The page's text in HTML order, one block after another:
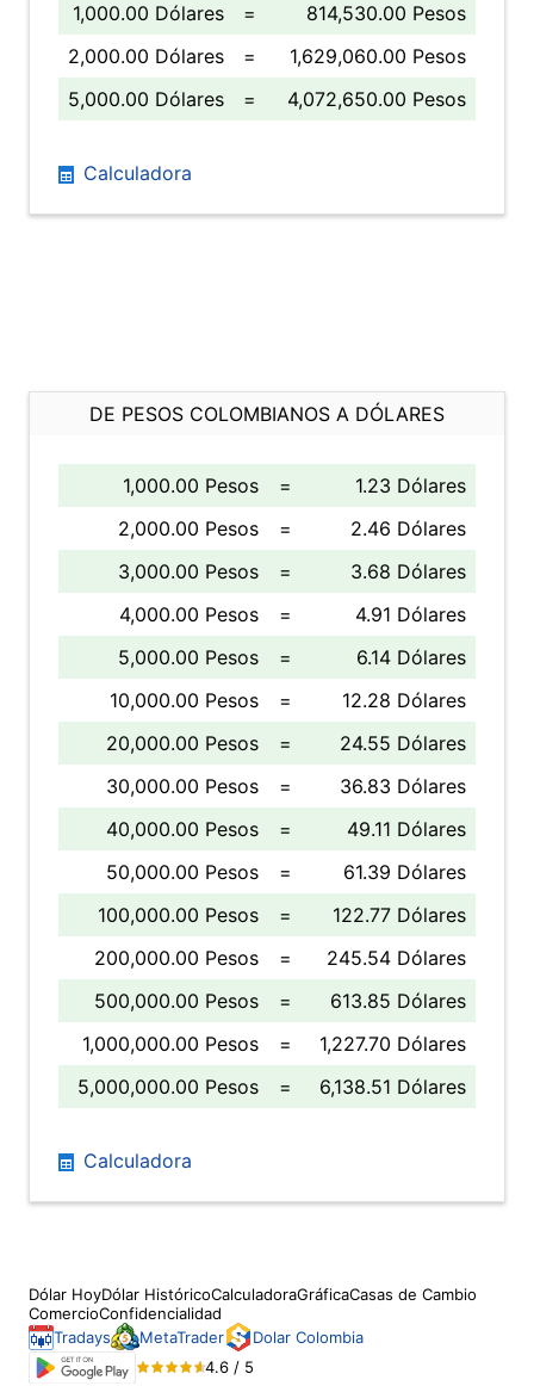
1,000.00 Dólares
=
814,530.00 Pesos
2,000.00 Dólares
=
1,629,060.00 Pesos
5,000.00 Dólares
= 4,072,650.00 Pesos
Calculadora
DE PESOS COLOMBIANOS A DÓLARES
1,000.00 Pesos =
1.23 Dólares
2,000.00 Pesos
=
2.46 Dólares
3,000.00 Pesos
=
3.68 Dólares
4,000.00 Pesos
=
4.91 Dólares
5,000.00 Pesos
=
6.14 Dólares
10,000.00 Pesos
=
12.28 Dólares
20,000.00 Pesos
=
24.55 Dólares
30,000.00 Pesos
=
36.83 Dólares
40,000.00 Pesos
=
49.11 Dólares
50,000.00 Pesos
=
61.39 Dólares
100,000.00 Pesos
=
122.77 Dólares
200,000.00 Pesos
=
245.54 Dólares
500,000.00 Pesos
=
613.85 Dólares
1,000,000.00 Pesos
=
1,227.70 Dólares
5,000,000.00 Pesos
= 6,138.51 Dólares
Calculadora
Dólar HoyDólar HistóricoCalculadoraGráficaCasas de Cambio
ComercioConfidencialidad
Tradays
MetaTrader
Dolar Colombia
4.6 / 5